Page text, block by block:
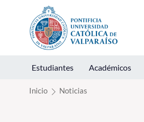
Click acá para ir directamente al contenido
Estudiantes Académicos
Inicio Noticias